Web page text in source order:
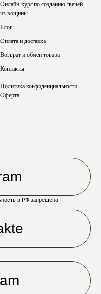
Онлайн-курс по созданию свечей
из вощины
Блог
Оплата и доставка
Возврат и обмен товара
Контакты
Политика конфиденциальности
Оферта